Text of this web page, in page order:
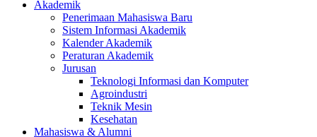
Akademik
Penerimaan Mahasiswa Baru
Sistem Informasi Akademik
Kalender Akademik
Peraturan Akademik
Jurusan
Teknologi Informasi dan Komputer
Agroindustri
Teknik Mesin
Kesehatan
Mahasiswa & Alumni